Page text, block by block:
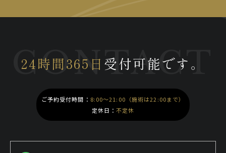
CONTACT
24時間365日 受付可能です。
ご予約受付時間： 8:00～21:00（施術は22:00まで）
定休日：不定休